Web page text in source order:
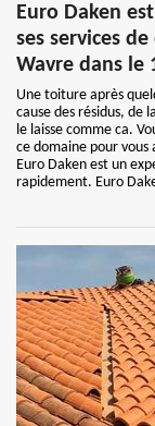
Euro Daken
ses services
Wavre dans le
Une toiture après
cause des résidus, de
le laisse comme ca.
ce domaine pour vous
Euro Daken est un
rapidement. Euro